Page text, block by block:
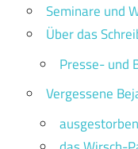
Seminare und
Über das
Presse- und
Vergessene